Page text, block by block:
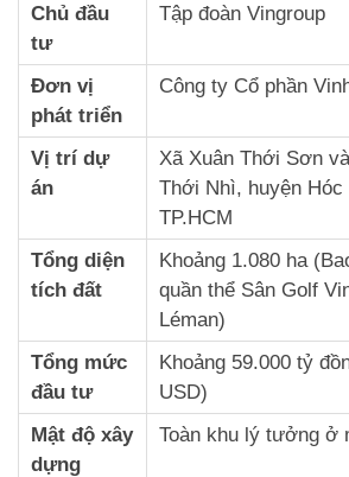
Chủ đầu
tư
Tập đoàn Vingroup
Đơn vị
phát triển
Công ty Cổ phần
Vị trí dự
án
Xã Xuân Thới Sơn
Thới Nhì, huyện Hóc
TP.HCM
Tổng diện
tích đất
Khoảng 1.080 ha
quần thể Sân Golf
Léman)
Tổng mức
đầu tư
Khoảng 59.000 tỷ
USD)
Mật độ xây
dựng
Toàn khu lý tưởng ở